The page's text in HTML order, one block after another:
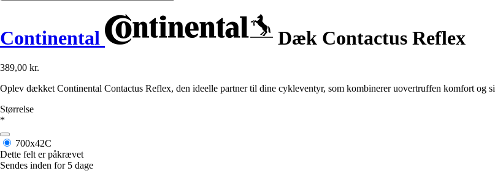
Continental Dæk Contactus Reflex
389,00 kr.
Oplev dækket Continental Contactus Reflex, den ideelle partner til dine cykleventyr, som kombinerer uovertruffen komfort og
Størrelse
*
700x42C
Dette felt er påkrævet
Sendes inden for 5 dage